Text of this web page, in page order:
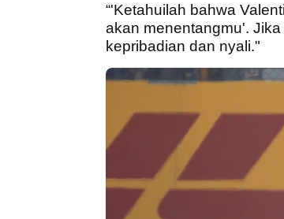
“'Ketahuilah bahwa
akan menentangmu'.
kepribadian dan nyali."